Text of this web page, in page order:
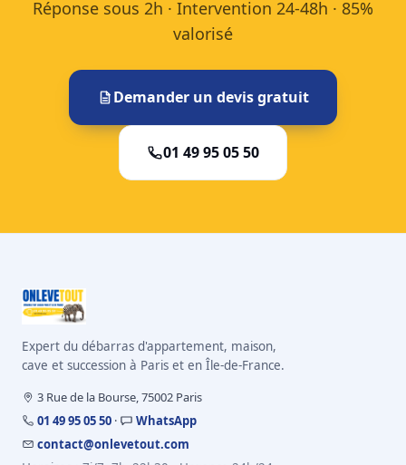
Réponse sous 2h · Intervention 24-48h · 85%
valorisé
Demander un devis gratuit
01 49 95 05 50
Expert du débarras d'appartement, maison,
cave et succession à Paris et en Île-de-France.
3 Rue de la Bourse, 75002 Paris
01 49 95 05 50 ·
WhatsApp
contact@onlevetout.com